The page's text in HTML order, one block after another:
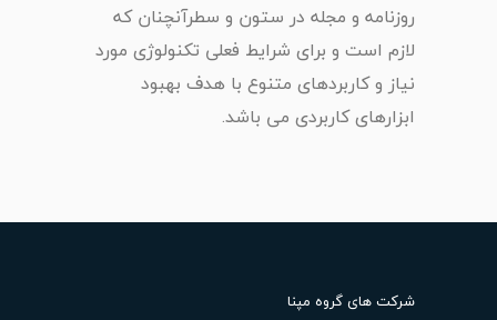
روزنامه و مجله در ستون و سطرآنچنان که
لازم است و برای شرایط فعلی تکنولوژی مورد
نیاز و کاربردهای متنوع با هدف بهبود
ابزارهای کاربردی می باشد.
شرکت های گروه مپنا